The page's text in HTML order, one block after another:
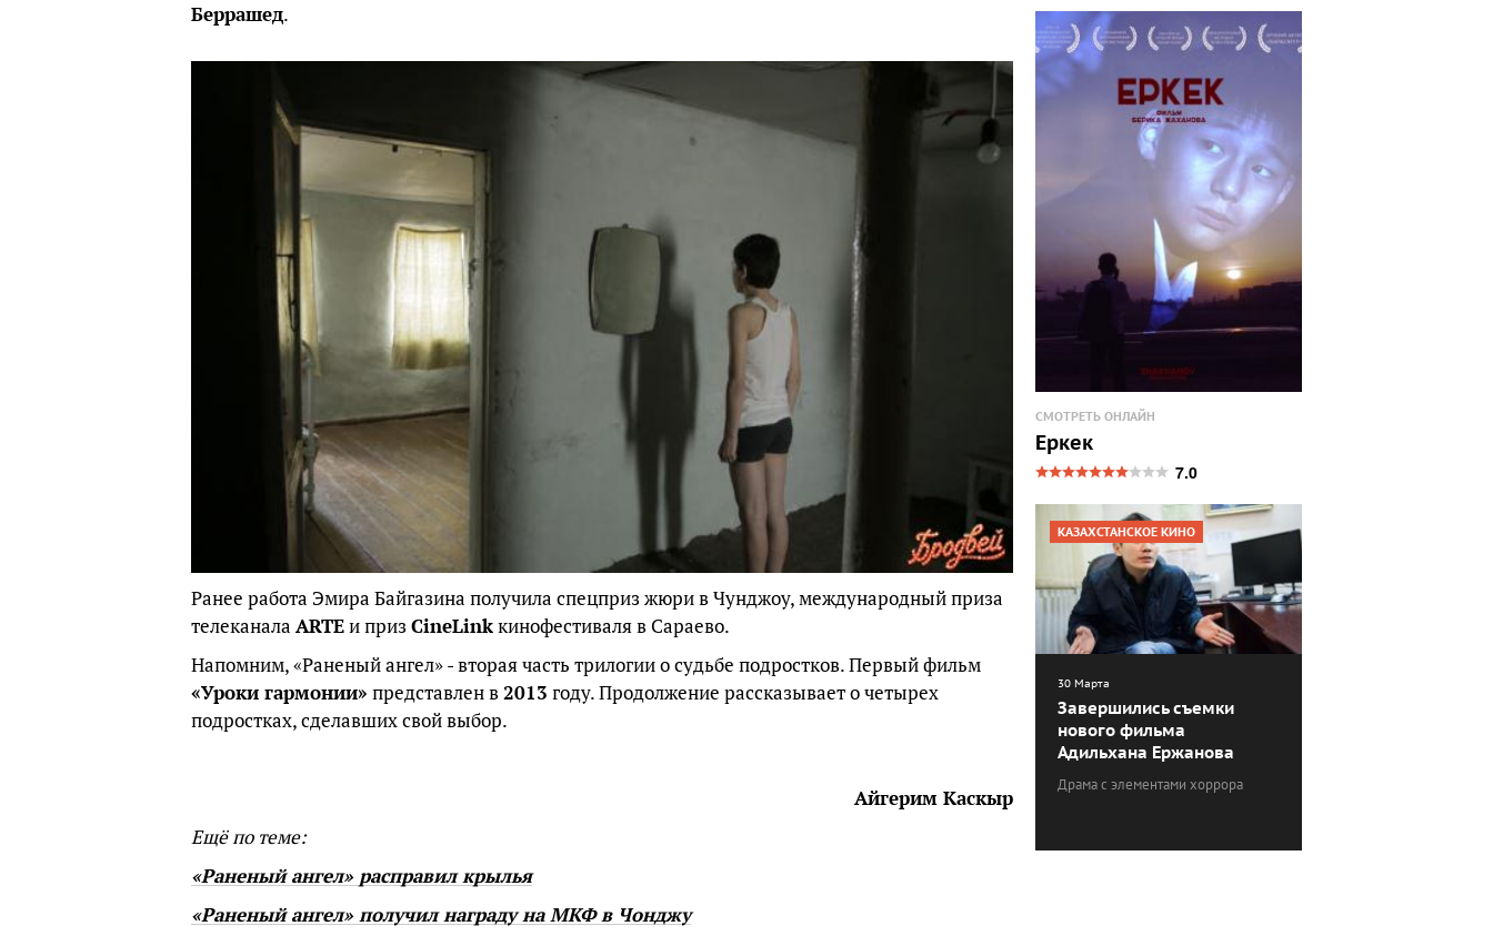
Беррашед.
Ранее работа Эмира Байгазина получила спецприз жюри в Чунджоу, международный приза
телеканала ARTEи приз CineLinkкинофестиваля в Сараево.
Напомним, «Раненый ангел» - вторая часть трилогии о судьбе подростков. Первый фильм
«Уроки гармонии» представлен в2013 году. Продолжение рассказывает о четырех
подростках, сделавших свой выбор.
Айгерим Каскыр
Ещё по теме:
«Раненый ангел» расправил крылья
«Раненый ангел» получил награду на МКФ в Чонджу
СМОТРЕТЬ ОНЛАЙН
Еркек
7.0
КАЗАХСТАНСКОЕ КИНО
30 Марта
Завершились съемки
нового фильма
Адильхана Ержанова
Драма с элементами хоррора